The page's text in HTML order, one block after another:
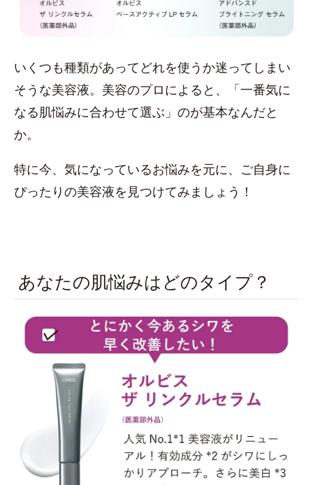
いくつも種類があってどれを使うか迷ってしまい
そうな美容液。美容のプロによると、「一番気に
なる肌悩みに合わせて選ぶ」のが基本なんだと
か。
特に今、気になっているお悩みを元に、ご自身に
ぴったりの美容液を見つけてみましょう！
あなたの肌悩みはどのタイプ？